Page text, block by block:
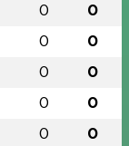
0 0
0 0
0 0
0 0
0 0